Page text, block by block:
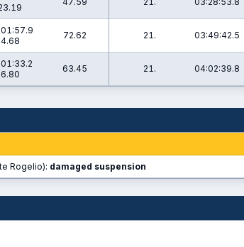
4.68
72.62 21. 03:49:42.5
6.80
63.45 21. 04:02:39.8
Rogelio): damaged suspension